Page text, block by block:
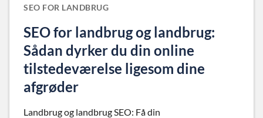
SEO FOR LANDBRUG
SEO for landbrug og landbrug:
Sådan dyrker du din online
tilstedeværelse ligesom dine
afgrøder
Landbrug og landbrug SEO: Få din